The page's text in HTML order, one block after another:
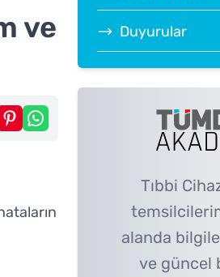
ve
Duyurular
Tıbbi
alanda
ve güncel